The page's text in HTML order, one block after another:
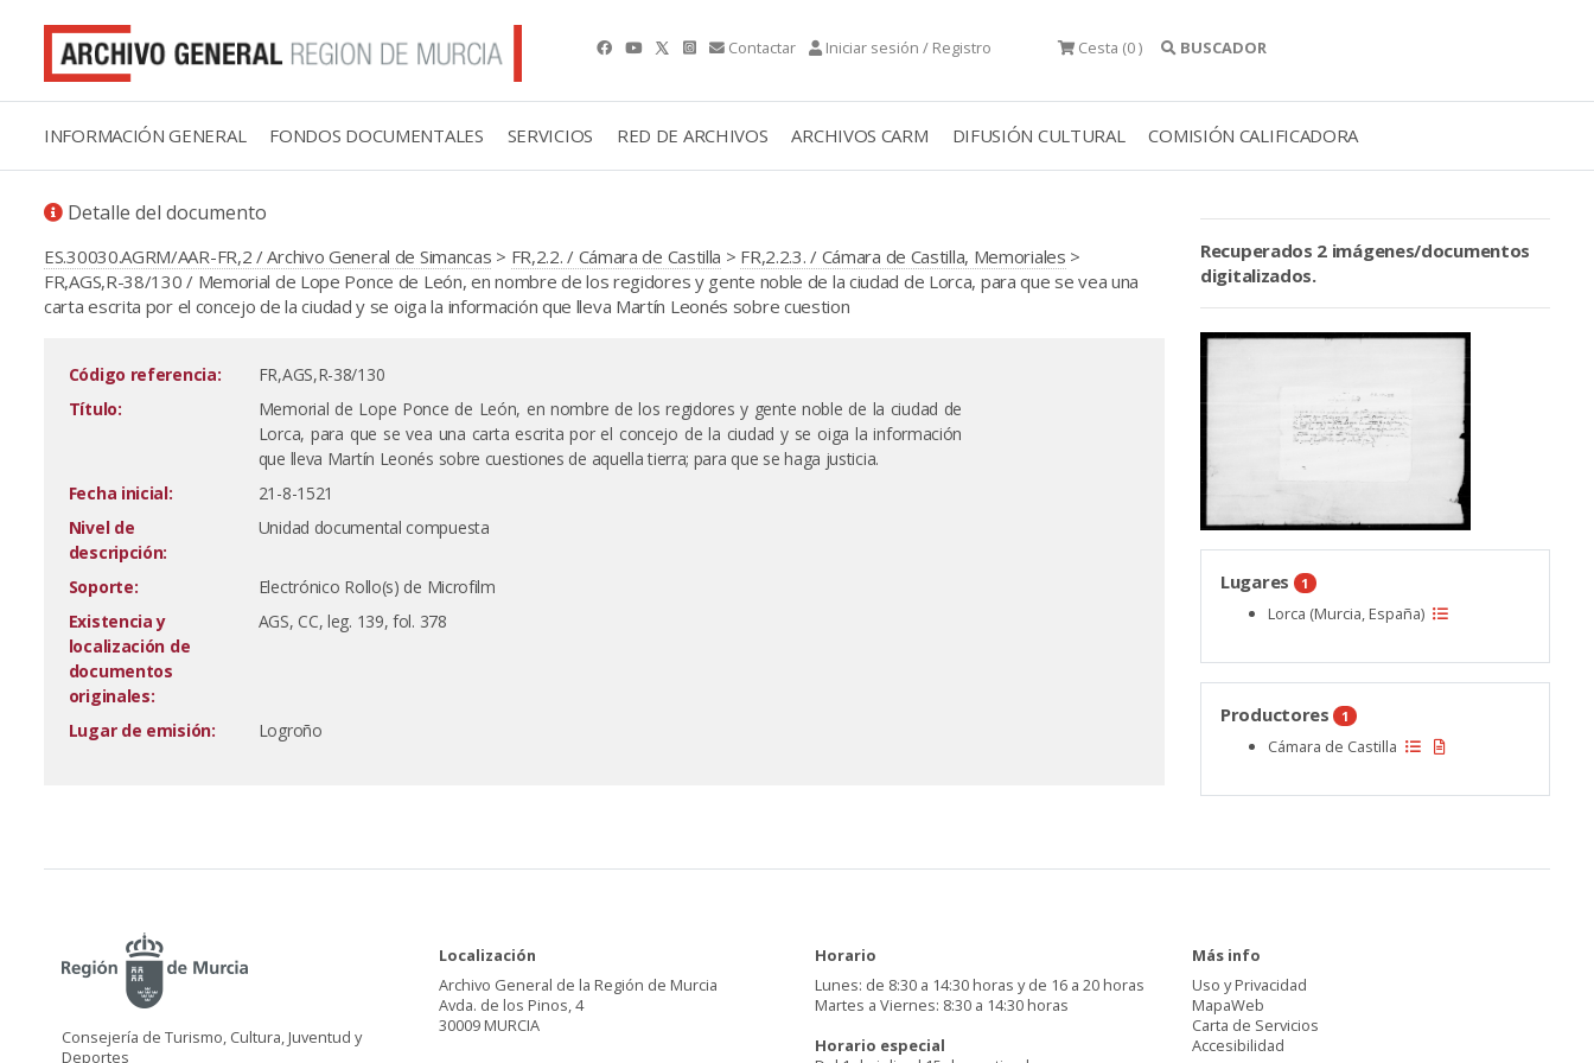
Contactar Iniciar sesión / Registro Cesta (0 ) BUSCADOR
INFORMACIÓN GENERAL FONDOS DOCUMENTALES SERVICIOS RED DE ARCHIVOS ARCHIVOS CARM DIFUSIÓN CULTURAL COMISIÓN CALIFICADORA
Detalle del documento
ES.30030.AGRM/AAR-FR,2 / Archivo General de Simancas > FR,2.2. / Cámara de Castilla > FR,2.2.3. / Cámara de Castilla, Memoriales >
FR,AGS,R-38/130 / Memorial de Lope Ponce de León, en nombre de los regidores y gente noble de la ciudad de Lorca, para que se vea una
carta escrita por el concejo de la ciudad y se oiga la información que lleva Martín Leonés sobre cuestion
Código referencia:
FR,AGS,R-38/130
Título:
Memorial de Lope Ponce de León, en nombre de los regidores y gente noble de la ciudad de
Lorca, para que se vea una carta escrita por el concejo de la ciudad y se oiga la información
que lleva Martín Leonés sobre cuestiones de aquella tierra; para que se haga justicia.
Fecha inicial:
21-8-1521
Nivel de
descripción:
Unidad documental compuesta
Soporte:
Electrónico Rollo(s) de Microfilm
Existencia y
localización de
documentos
originales:
AGS, CC, leg. 139, fol. 378
Lugar de emisión: Logroño
Recuperados 2 imágenes/documentos
digitalizados.
Lugares 1
Lorca (Murcia, España)
Productores 1
Cámara de Castilla
Consejería de Turismo, Cultura, Juventud y
Deportes
Localización
Archivo General de la Región de Murcia
Avda. de los Pinos, 4
30009 MURCIA
Horario
Lunes: de 8:30 a 14:30 horas y de 16 a 20 horas
Martes a Viernes: 8:30 a 14:30 horas
Horario especial
Más info
Uso y Privacidad
MapaWeb
Carta de Servicios
Accesibilidad